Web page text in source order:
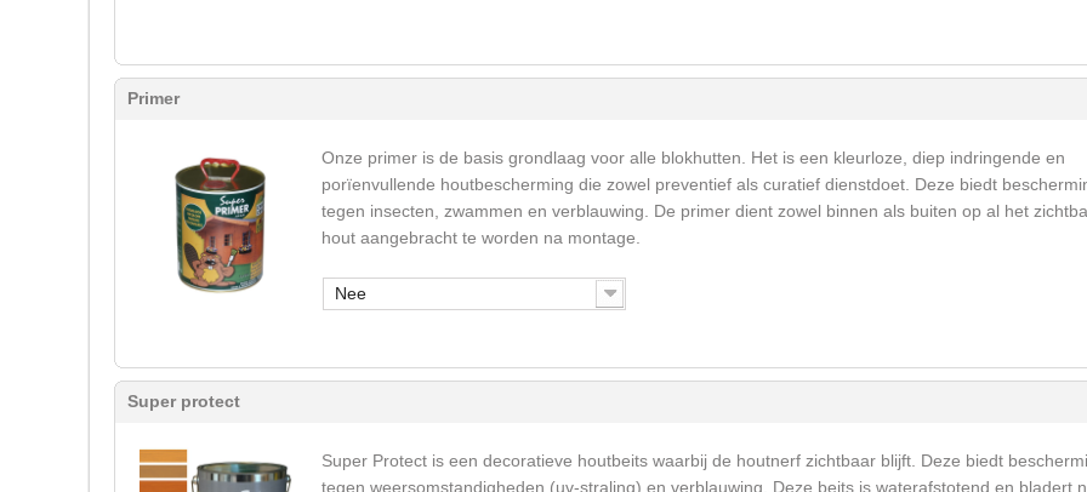
Primer
Onze primer is de basis grondlaag voor alle blokhutten. Het is een kleurloze, diep indringende en
porïenvullende houtbescherming die zowel preventief als curatief dienstdoet. Deze biedt
tegen insecten, zwammen en verblauwing. De primer dient zowel binnen als buiten op al het
hout aangebracht te worden na montage.
Nee
Super protect
Super Protect is een decoratieve houtbeits waarbij de houtnerf zichtbaar blijft. Deze biedt
tegen weersomstandigheden (uv-straling) en verblauwing. Deze beits is waterafstotend en bladert